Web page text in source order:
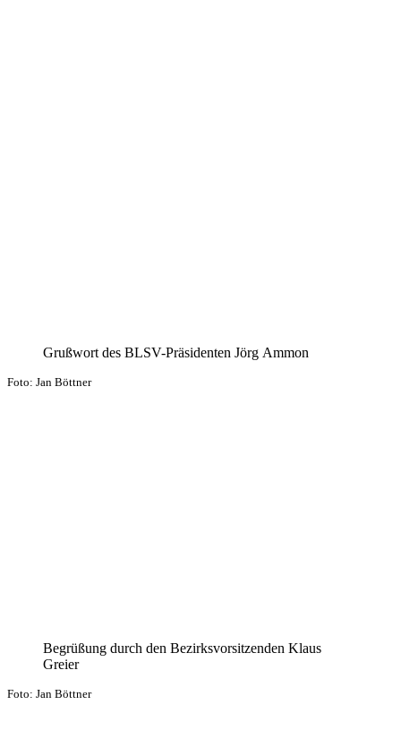
Gruß­wort des BLSV-Präsi­den­ten Jörg Ammon
Foto: Jan Böttner
Begrü­ßung durch den Bezirks­vor­sit­zen­den Klaus
Greier
Foto: Jan Böttner